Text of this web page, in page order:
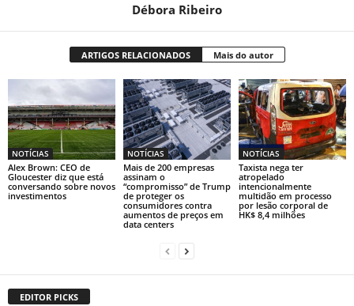
Débora Ribeiro
ARTIGOS RELACIONADOS Mais do autor
NOTÍCIAS
Alex Brown: CEO de
Gloucester diz que está
conversando sobre novos
investimentos
NOTÍCIAS
Mais de 200 empresas
assinam o
“compromisso” de Trump
de proteger os
consumidores contra
aumentos de preços em
data centers
NOTÍCIAS
Taxista nega ter
atropelado
intencionalmente
multidão em processo
por lesão corporal de
HK$ 8,4 milhões
EDITOR PICKS